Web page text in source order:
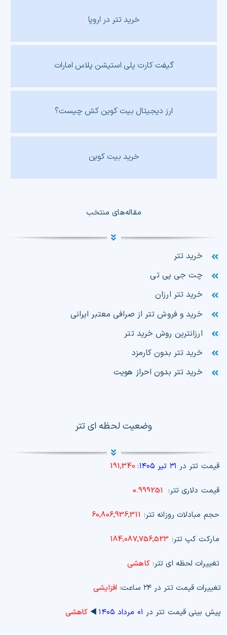
خرید تتر در اروپا
گیفت کارت پلی استیشن پلاس امارات
ارز دیجیتال بیت کوین کش چیست؟
خرید بیت کوین
مقاله‌های منتخب
خرید تتر
چت جی پی تی
خرید تتر ارزان
خرید و فروش تتر از صرافی معتبر ایرانی
ارزانترین روش خرید تتر
خرید تتر بدون کارمزد
خرید تتر بدون احراز هویت
وضعیت لحظه ای تتر
قیمت تتر در ۳۱ تیر ۱۴۰۵ :
191,340
قیمت دلاری تتر: 0.999251
حجم مبادلات روزانه تتر: 60,806,936,311
مارکت کپ تتر: 184,087,756,523
تغییرات لحظه ای تتر:کاهشی
تغییرات قیمت تتر در ۲۴ ساعت: افزایشی
پیش بینی قیمت تتر در ۰۱ مرداد ۱۴۰۵ ◀️ کاهشی